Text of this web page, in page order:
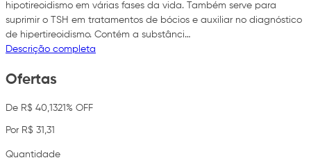
hipotireoidismo em várias fases da vida. Também serve para
suprimir o TSH em tratamentos de bócios e auxiliar no diagnóstico
de hipertireoidismo. Contém a substânci…
Descrição completa
Ofertas
De R$ 40,1321% OFF
Por R$ 31,31
Quantidade